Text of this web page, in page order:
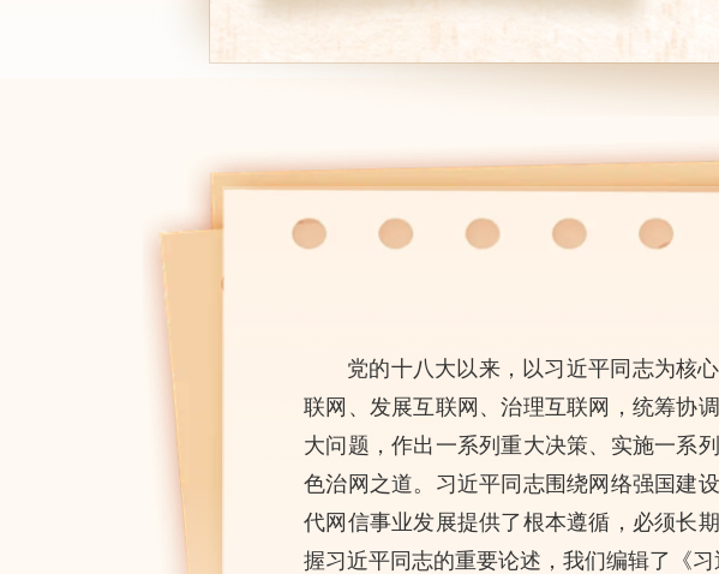
党的十八大以来，以习近平同志为核
联网、发展互联网、治理互联网，统筹协
大问题，作出一系列重大决策、实施一系
色治网之道。习近平同志围绕网络强国建
代网信事业发展提供了根本遵循，必须长
握习近平同志的重要论述，我们编辑了《习